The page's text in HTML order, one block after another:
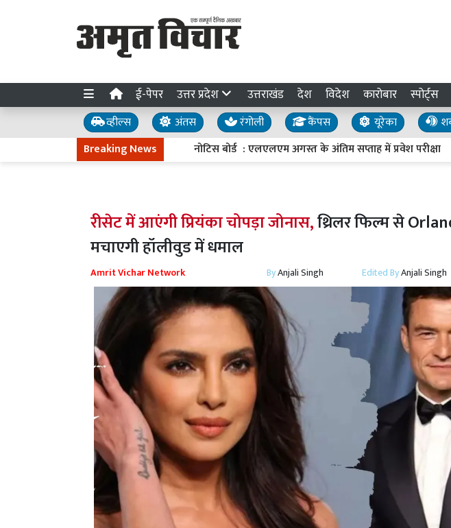
ई-पेपर उत्तर प्रदेश उत्तराखंड देश विदेश कारोबार स्पोर्ट्स
व्हील्स अंतस रंगोली कैंपस यूरेका
Breaking News
नोटिस बोर्ड : एलएलएम अगस्त के अंतिम सप्ताह में प्रवेश परीक्षा
रीसेट में आएंगी प्रियंका चोपड़ा जोनास,थ्रिलर फिल्म से
मचाएगी हॉलीवुड में धमाल
Amrit Vichar Network ByAnjali Singh Edited ByAnjali Singh